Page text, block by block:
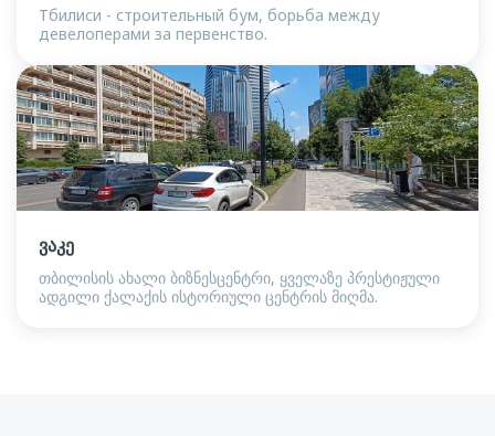
Тбилиси - строительный бум, борьба между
девелоперами за первенство.
ვაკე
თბილისის ახალი ბიზნესცენტრი, ყველაზე პრესტიჟული
ადგილი ქალაქის ისტორიული ცენტრის მიღმა.